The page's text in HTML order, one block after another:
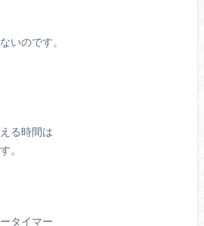
いのです。
る時間は
。
タイマー